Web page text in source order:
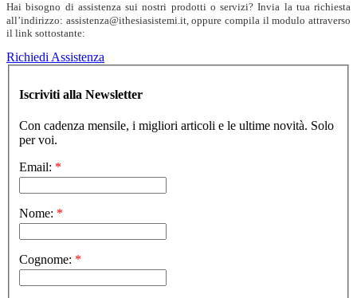
Hai bisogno di assistenza sui nostri prodotti o servizi? Invia la tua richiesta
all’indirizzo: assistenza@ithesiasistemi.it, oppure compila il modulo attraverso
il link sottostante:
Richiedi Assistenza
Iscriviti alla Newsletter
Con cadenza mensile, i migliori articoli e le ultime novità. Solo
per voi.
Email: *
Nome: *
Cognome: *